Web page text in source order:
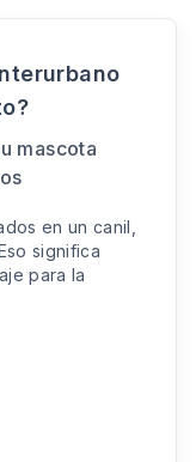
mascota
en un canil,
significa
para la